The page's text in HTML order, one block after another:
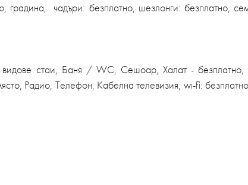
градина, чадъри: безплатно, шезлонги: безплатно,
видове стаи, Баня / WC, Сешоар, Халат -
Радио, Телефон, Кабелна телевизия, wi-fi: